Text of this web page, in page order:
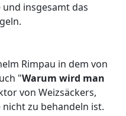
insgesamt das
Rimpau in dem von
"Warum wird man
von Weizsäckers,
zu behandeln ist.